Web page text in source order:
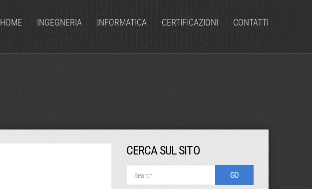
HOME INGEGNERIA INFORMATICA CERTIFICAZIONI CONTATTI
CERCA SUL SITO